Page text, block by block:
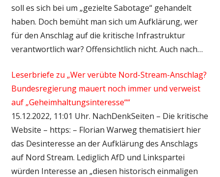
soll es sich bei um „gezielte Sabotage“ gehandelt
haben. Doch bemüht man sich um Aufklärung, wer
für den Anschlag auf die kritische Infrastruktur
verantwortlich war? Offensichtlich nicht. Auch nach…
Leserbriefe zu „Wer verübte Nord-Stream-Anschlag?
Bundesregierung mauert noch immer und verweist
auf „Geheimhaltungsinteresse““
15.12.2022, 11:01 Uhr. NachDenkSeiten – Die kritische
Website – https: – Florian Warweg thematisiert hier
das Desinteresse an der Aufklärung des Anschlags
auf Nord Stream. Lediglich AfD und Linkspartei
würden Interesse an „diesen historisch einmaligen